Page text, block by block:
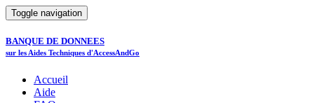
Toggle navigation
BANQUE DE DONNEES
sur les Aides Techniques d'AccessAndGo
Accueil
Aide